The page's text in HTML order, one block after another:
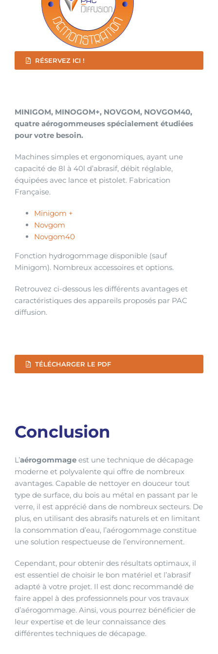
RÉSERVEZ ICI !
MINIGOM, MINOGOM+, NOVGOM, NOVGOM40,
quatre aérogommeuses spécialement étudiées
pour votre besoin.
Machines simples et ergonomiques, ayant une
capacité de 8l à 40l d’abrasif, débit réglable,
équipées avec lance et pistolet. Fabrication
Française.
Minigom +
Novgom
Novgom40
Fonction hydrogommage disponible (sauf
Minigom). Nombreux accessoires et options.
Retrouvez ci-dessous les différents avantages et
caractéristiques des appareils proposés par PAC
diffusion.
TÉLÉCHARGER LE PDF
Conclusion
L’aérogommageest une technique de décapage
moderne et polyvalente qui offre de nombreux
avantages. Capable de nettoyer en douceur tout
type de surface, du bois au métal en passant par le
verre, il est apprécié dans de nombreux secteurs. De
plus, en utilisant des abrasifs naturels et en limitant
la consommation d’eau, l’aérogommage constitue
une solution respectueuse de l’environnement.
Cependant, pour obtenir des résultats optimaux, il
est essentiel de choisir le bon matériel et l’abrasif
adapté à votre projet. Il est donc recommandé de
faire appel à des professionnels pour vos travaux
d’aérogommage. Ainsi, vous pourrez bénéficier de
leur expertise et de leur connaissance des
différentes techniques de décapage.